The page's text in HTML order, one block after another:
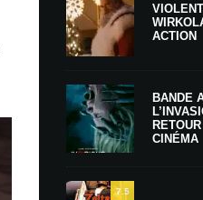
ACTION
BANDE
CINÉMA
7.5